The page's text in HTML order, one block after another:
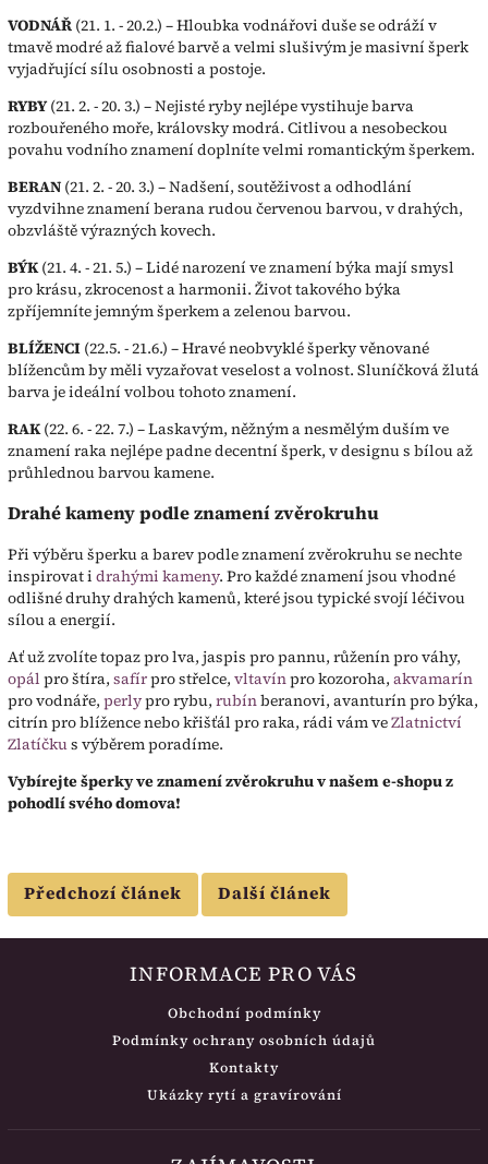
VODNÁŘ (21. 1. - 20.2.) – Hloubka vodnářovi duše se odráží v
tmavě modré až fialové barvě a velmi slušivým je masivní šperk
vyjadřující sílu osobnosti a postoje.
RYBY(21. 2. - 20. 3.) – Nejisté ryby nejlépe vystihuje barva
rozbouřeného moře, královsky modrá. Citlivou a nesobeckou
povahu vodního znamení doplníte velmi romantickým šperkem.
BERAN (21. 2. - 20. 3.) – Nadšení, soutěživost a odhodlání
vyzdvihne znamení berana rudou červenou barvou, v drahých,
obzvláště výrazných kovech.
BÝK(21. 4. - 21. 5.) – Lidé narození ve znamení býka mají smysl
pro krásu, zkrocenost a harmonii. Život takového býka
zpříjemníte jemným šperkem a zelenou barvou.
BLÍŽENCI (22.5. - 21.6.) – Hravé neobvyklé šperky věnované
blížencům by měli vyzařovat veselost a volnost. Sluníčková žlutá
barva je ideální volbou tohoto znamení.
RAK(22. 6. - 22. 7.) – Laskavým, něžným a nesmělým duším ve
znamení raka nejlépe padne decentní šperk, v designu s bílou až
průhlednou barvou kamene.
Drahé kameny podle znamení zvěrokruhu
Při výběru šperku a barev podle znamení zvěrokruhu se nechte
inspirovat i drahými kameny. Pro každé znamení jsou vhodné
odlišné druhy drahých kamenů, které jsou typické svojí léčivou
sílou a energií.
Ať už zvolíte topaz pro lva, jaspis pro pannu, růženín pro váhy,
opál pro štíra, safírpro střelce, vltavínpro kozoroha, akvamarín
pro vodnáře, perlypro rybu, rubínberanovi, avanturín pro býka,
citrín pro blížence nebo křišťál pro raka, rádi vám veZlatnictví
Zlatíčkus výběrem poradíme.
Vybírejte šperky ve znamení zvěrokruhu v našem e-shopu z
pohodlí svého domova!
Předchozí článek Další článek
INFORMACE PRO VÁS
Obchodní podmínky
Podmínky ochrany osobních údajů
Kontakty
Ukázky rytí a gravírování